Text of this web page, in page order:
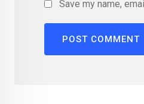
Save my name,